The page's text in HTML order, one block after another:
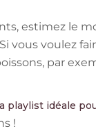
estimez le
vous voulez
par
playlist idéale
!